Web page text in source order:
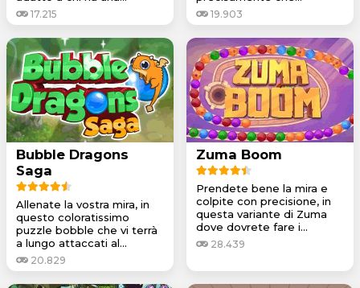
17.215 19.903
Bubble Dragons
Saga
Allenate la vostra mira, in
questo coloratissimo
puzzle bobble che vi terrà
a lungo attaccati al...
20.829
Zuma Boom
Prendete bene la mira e
colpite con precisione, in
questa variante di Zuma
dove dovrete fare i...
28.439